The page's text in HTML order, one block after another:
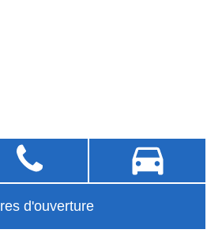
d'ouverture